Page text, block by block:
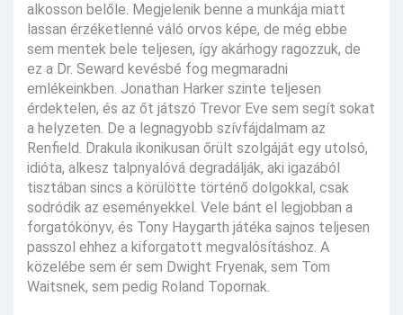
alkosson belőle. Megjelenik benne a munkája miatt
lassan érzéketlenné váló orvos képe, de még ebbe
sem mentek bele teljesen, így akárhogy ragozzuk, de
ez a Dr. Seward kevésbé fog megmaradni
emlékeinkben. Jonathan Harker szinte teljesen
érdektelen, és az őt játszó Trevor Eve sem segít sokat
a helyzeten. De a legnagyobb szívfájdalmam az
Renfield. Drakula ikonikusan őrült szolgáját egy utolsó,
idióta, alkesz talpnyalóvá degradálják, aki igazából
tisztában sincs a körülötte történő dolgokkal, csak
sodródik az eseményekkel. Vele bánt el legjobban a
forgatókönyv, és Tony Haygarth játéka sajnos teljesen
passzol ehhez a kiforgatott megvalósításhoz. A
közelébe sem ér sem Dwight Fryenak, sem Tom
Waitsnek, sem pedig Roland Topornak.